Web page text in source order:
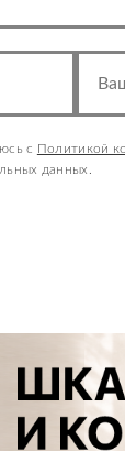
с Политикой
данных.